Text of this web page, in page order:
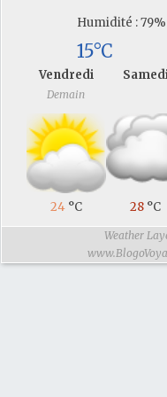
Humidité : 79%
15°C
Vendredi
Demain
24 °C 28 °C
Weather